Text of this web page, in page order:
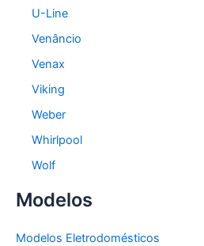
U-Line
Venâncio
Venax
Viking
Weber
Whirlpool
Wolf
Modelos
Modelos Eletrodomésticos